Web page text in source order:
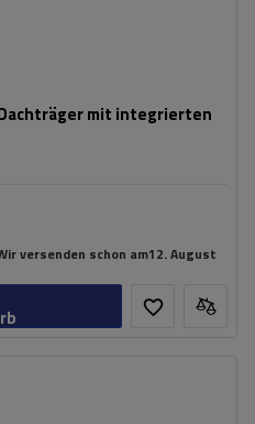
Dachträger mit integrierten
versenden schon am12. August